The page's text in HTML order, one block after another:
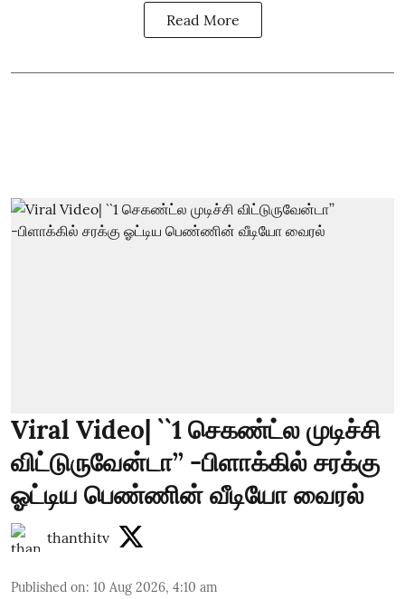
Read More
Viral Video| ``1 செகண்ட்ல முடிச்சி
விட்டுருவேன்டா’’ -பிளாக்கில் சரக்கு
ஓட்டிய பெண்ணின் வீடியோ வைரல்
thanthitv
Published on: 10 Aug 2026, 4:10 am